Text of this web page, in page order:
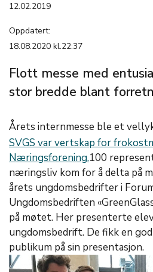
12.02.2019
Oppdatert:
18.08.2020 kl.22:37
Flott messe med
stor bredde blant
Årets internmesse ble et
SVGS var vertskap for
Næringsforening.100
næringsliv kom for å delta på
årets ungdomsbedrifter i
Ungdomsbedriften
på møtet. Her presenterte
ungdomsbedrift. De fikk en
publikum på sin presentasjon.